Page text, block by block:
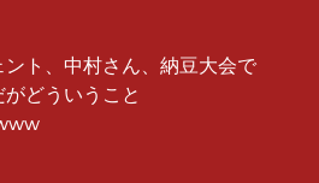
ト、中村さん、納豆大会で
どういうこと